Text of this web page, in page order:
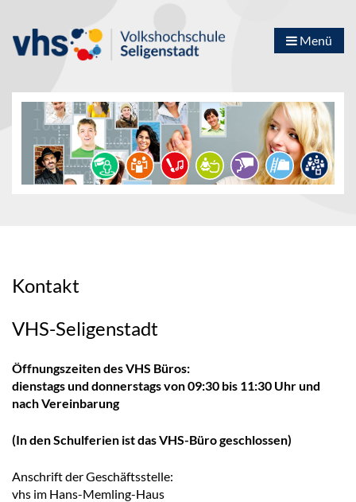
Menü
Kontakt
VHS-Seligenstadt
Öffnungszeiten des VHS Büros:
dienstags und donnerstags von 09:30 bis 11:30 Uhr und
nach Vereinbarung
(In den Schulferien ist das VHS-Büro geschlossen)
Anschrift der Geschäftsstelle:
vhs im Hans-Memling-Haus